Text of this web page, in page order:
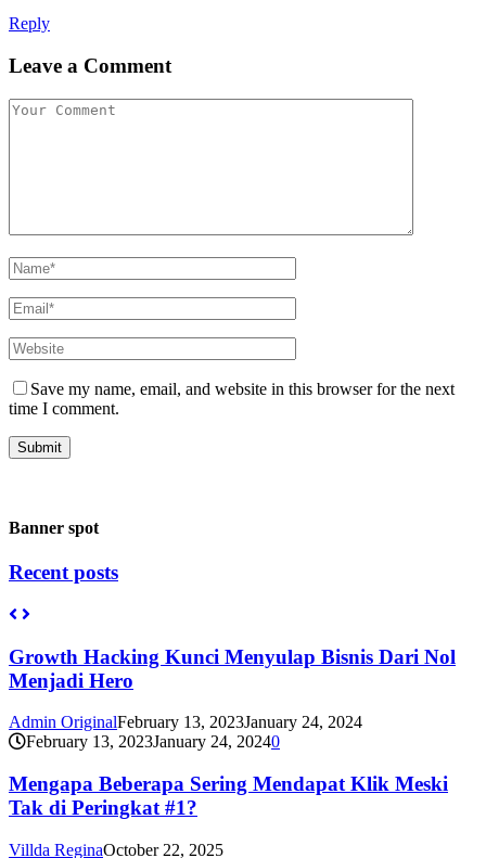
Reply
Leave a Comment
Save my name, email, and website in this browser for the next
time I comment.
Banner spot
Recent posts
Growth Hacking Kunci Menyulap Bisnis Dari Nol
Menjadi Hero
Admin OriginalFebruary 13, 2023January 24, 2024
February 13, 2023January 24, 20240
Mengapa Beberapa Sering Mendapat Klik Meski
Tak di Peringkat #1?
Villda ReginaOctober 22, 2025